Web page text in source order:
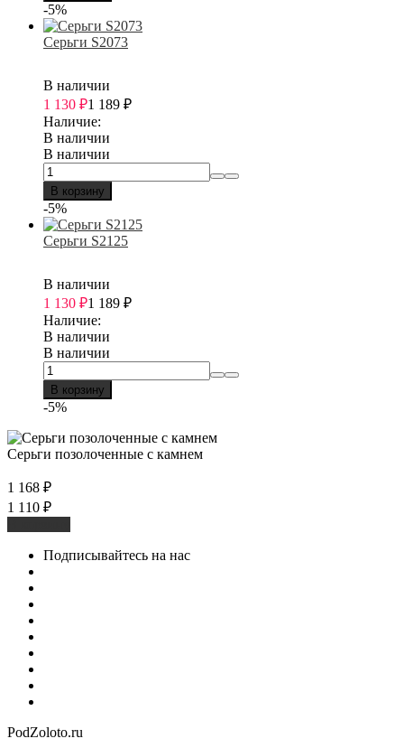
-5%
Серьги S2073
В наличии
1 130 ₽1 189 ₽
Наличие:
В наличии
В наличии
В корзину
-5%
Серьги S2125
В наличии
1 130 ₽1 189 ₽
Наличие:
В наличии
В наличии
В корзину
-5%
Серьги позолоченные с камнем
1 168 ₽
1 110 ₽
Подписывайтесь на нас
PodZoloto.ru